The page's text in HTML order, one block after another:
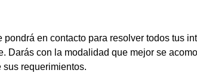
en contacto para resolver todos tus
con la modalidad que mejor se
requerimientos.